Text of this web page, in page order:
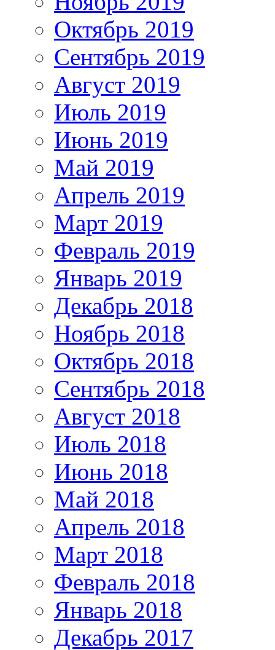
Октябрь 2019
Сентябрь 2019
Август 2019
Июль 2019
Июнь 2019
Май 2019
Апрель 2019
Март 2019
Февраль 2019
Январь 2019
Декабрь 2018
Ноябрь 2018
Октябрь 2018
Сентябрь 2018
Август 2018
Июль 2018
Июнь 2018
Май 2018
Апрель 2018
Март 2018
Февраль 2018
Январь 2018
Декабрь 2017